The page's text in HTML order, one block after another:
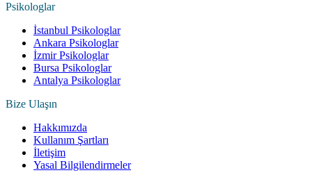
Psikologlar
İstanbul Psikologlar
Ankara Psikologlar
İzmir Psikologlar
Bursa Psikologlar
Antalya Psikologlar
Bize Ulaşın
Hakkımızda
Kullanım Şartları
İletişim
Yasal Bilgilendirmeler